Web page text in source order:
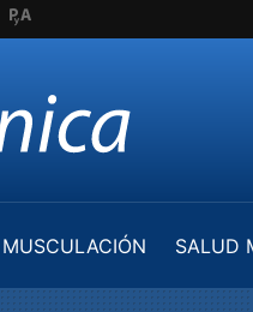
MUSCULACIÓN
SALUD